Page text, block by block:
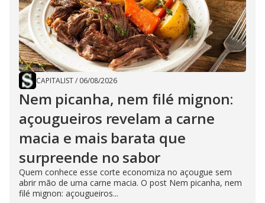
CAPITALIST/ 06/08/2026
Nem picanha, nem filé mignon:
açougueiros revelam a carne
macia e mais barata que
surpreende no sabor
Quem conhece esse corte economiza no açougue sem
abrir mão de uma carne macia. O post Nem picanha, nem
filé mignon: açougueiros...